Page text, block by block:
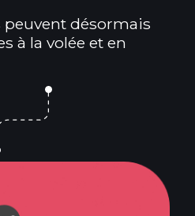
peuvent désormais
à la volée et en